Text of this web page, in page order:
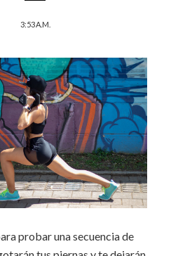
3:53 A.M.
probar una secuencia de